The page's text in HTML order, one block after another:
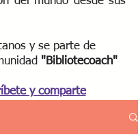
y se parte de
"Bibliotecoach"​
y comparte